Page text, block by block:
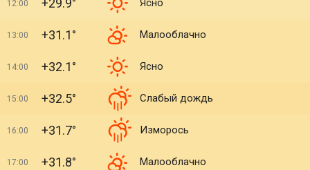
12:00 +29.9° Ясно
13:00 +31.1° Малооблачно
14:00 +32.1° Ясно
15:00 +32.5° Слабый дождь
16:00 +31.7° Изморось
17:00 +31.8° Малооблачно